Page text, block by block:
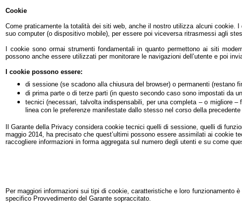
Cookie
Come praticamente la totalità dei siti web, anche il nostro utilizza alcuni cookie.
suo computer (o dispositivo mobile), per essere poi viceversa ritrasmessi agli
I cookie sono ormai strumenti fondamentali in quanto permettono ai siti
possono anche essere utilizzati per monitorare le navigazioni dell’utente e poi
I cookie possono essere:
di sessione (se scadono alla chiusura del browser) o permanenti (restano
di prima parte o di terze parti (in questo secondo caso sono impostati da
tecnici (necessari, talvolta indispensabili, per una completa – o migliore
linea con le preferenze manifestate dallo stesso nel corso della
Il Garante della Privacy considera cookie tecnici quelli di sessione, quelli di
maggio 2014, ha precisato che quest’ultimi possono essere assimilati ai
raccogliere informazioni in forma aggregata sul numero degli utenti e su come
Per maggiori informazioni sui tipi di cookie, caratteristiche e loro funzionamento
specifico Provvedimento del Garante sopraccitato.